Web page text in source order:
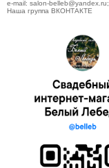
e-mail: salon-belleb@yandex.ru;
Наша группа ВКОНТАКТЕ